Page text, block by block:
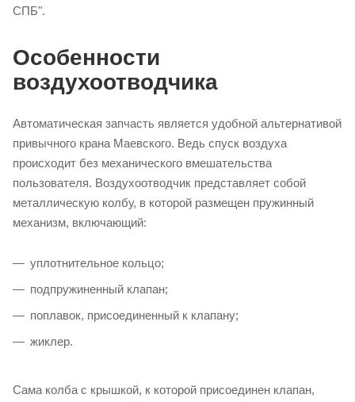
СПБ".
Особенности
воздухоотводчика
Автоматическая запчасть является удобной альтернативой
привычного крана Маевского. Ведь спуск воздуха
происходит без механического вмешательства
пользователя. Воздухоотводчик представляет собой
металлическую колбу, в которой размещен пружинный
механизм, включающий:
уплотнительное кольцо;
подпружиненный клапан;
поплавок, присоединенный к клапану;
жиклер.
Сама колба с крышкой, к которой присоединен клапан,